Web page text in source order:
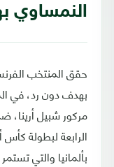
حقق المنتخب
بهدف دون رد، في
مركور شبيل أرينا،
بألمانيا والتي تستمر حتى 14 من